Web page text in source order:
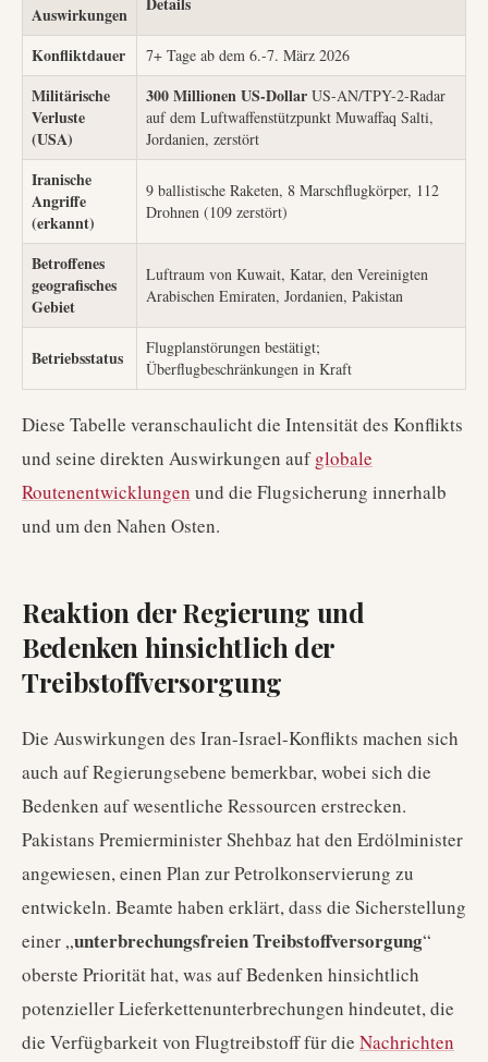
Auswirkungen
Konfliktdauer 7+ Tage ab dem 6.-7. März 2026
Militärische
Verluste
(USA)
300 Millionen US-Dollar US-AN/TPY-2-Radar
auf dem Luftwaffenstützpunkt Muwaffaq Salti,
Jordanien, zerstört
Iranische
Angriffe
(erkannt)
9 ballistische Raketen, 8 Marschflugkörper, 112
Drohnen (109 zerstört)
Betroffenes
geografisches
Gebiet
Luftraum von Kuwait, Katar, den Vereinigten
Arabischen Emiraten, Jordanien, Pakistan
Betriebsstatus
Flugplanstörungen bestätigt;
Überflugbeschränkungen in Kraft
Diese Tabelle veranschaulicht die Intensität des Konflikts
und seine direkten Auswirkungen aufglobale
Routenentwicklungen und die Flugsicherung innerhalb
und um den Nahen Osten.
Reaktion der Regierung und
Bedenken hinsichtlich der
Treibstoffversorgung
Die Auswirkungen des Iran-Israel-Konflikts machen sich
auch auf Regierungsebene bemerkbar, wobei sich die
Bedenken auf wesentliche Ressourcen erstrecken.
Pakistans Premierminister Shehbaz hat den Erdölminister
angewiesen, einen Plan zur Petrolkonservierung zu
entwickeln. Beamte haben erklärt, dass die Sicherstellung
einer „unterbrechungsfreien Treibstoffversorgung“
oberste Priorität hat, was auf Bedenken hinsichtlich
potenzieller Lieferkettenunterbrechungen hindeutet, die
die Verfügbarkeit von Flugtreibstoff für die Nachrichten